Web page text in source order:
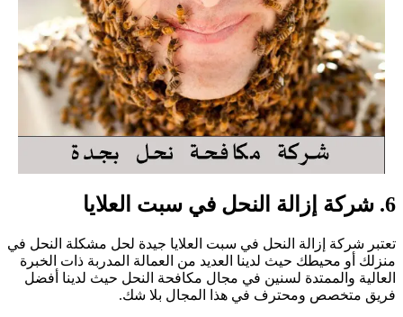
في سبت العلايا
شركة إزالة النحل في سبت العلايا جيدة لحل مشكلة النحل في
أو محيطك حيث لدينا العديد من العمالة المدربة ذات الخبرة
والممتدة لسنين في مجال مكافحة النحل حيث لدينا أفضل
متخصص ومحترف في هذا المجال بلا شك.